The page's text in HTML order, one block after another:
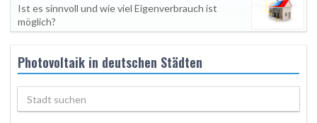
Ist es sinnvoll und wie viel Eigenverbrauch ist
möglich?
Photovoltaik in deutschen Städten